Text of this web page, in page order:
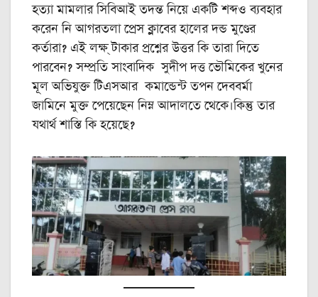
হত্যা মামলার সিবিআই তদন্ত নিয়ে একটি শব্দও ব্যবহার
করেন নি আগরতলা প্রেস ক্লাবের হালের দন্ড মুণ্ডের
কর্তারা? এই লক্ষ্ টাকার প্রশ্নের উত্তর কি তারা দিতে
পারবেন? সম্প্রতি সাংবাদিক সুদীপ দত্ত ভৌমিকের খুনের
মূল অভিযুক্ত টিএসআর কমান্ডেন্ট তপন দেববর্মা
জামিনে মুক্ত পেয়েছেন নিম্ন আদালতে থেকে।কিন্তু তার
যথার্থ শাস্তি কি হয়েছে?